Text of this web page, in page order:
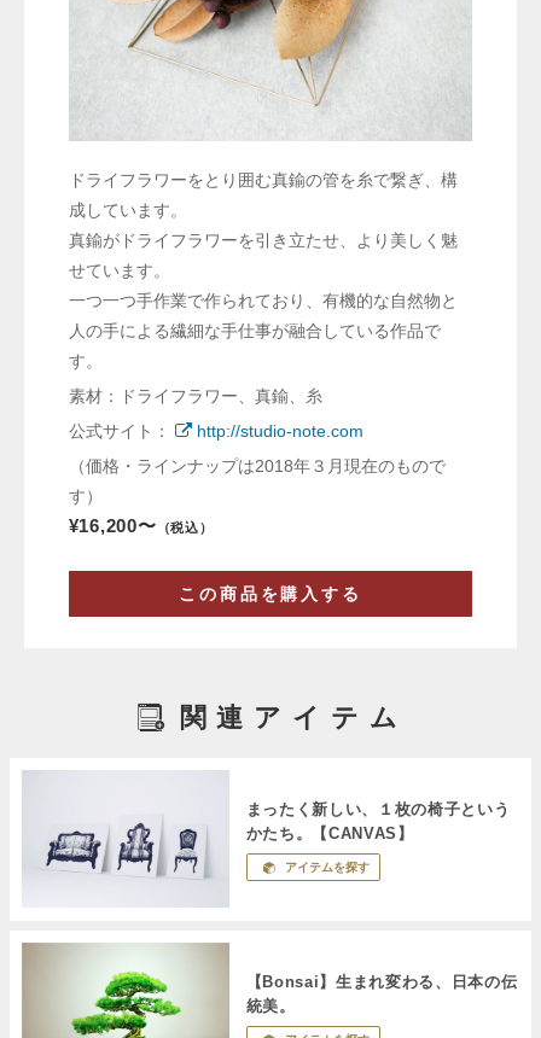
ドライフラワーをとり囲む真鍮の管を糸で繋ぎ、構
成しています。
真鍮がドライフラワーを引き立たせ、より美しく魅
せています。
一つ一つ手作業で作られており、有機的な自然物と
人の手による繊細な手仕事が融合している作品で
す。
素材：ドライフラワー、真鍮、糸
公式サイト：
http://studio-note.com
（価格・ラインナップは2018年３月現在のもので
す）
¥16,200〜 （税込）
この商品を購入する
関連アイテム
まったく新しい、１枚の椅子という
かたち。【CANVAS】
アイテムを探す
【Bonsai】生まれ変わる、日本の伝
統美。